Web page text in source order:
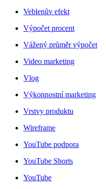
Veblenův efekt
Výpočet procent
Vážený průměr výpočet
Video marketing
Vlog
Výkonnostní marketing
Vrstvy produktu
Wireframe
YouTube podpora
YouTube Shorts
YouTube